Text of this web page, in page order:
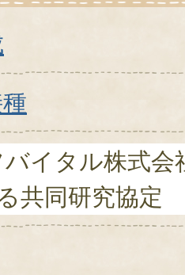
イタル株式会
共同研究協定